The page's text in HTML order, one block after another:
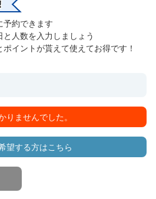
予約できます
人数を入力しましょう
イントが貰えて使えてお得です！
ませんでした。
望する方はこちら